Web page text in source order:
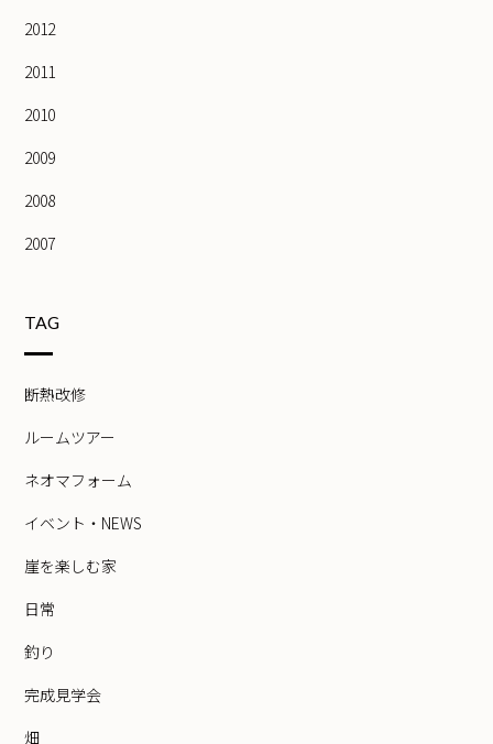
2012
2011
2010
2009
2008
2007
TAG
断熱改修
ルームツアー
ネオマフォーム
イベント・NEWS
崖を楽しむ家
日常
釣り
完成見学会
畑